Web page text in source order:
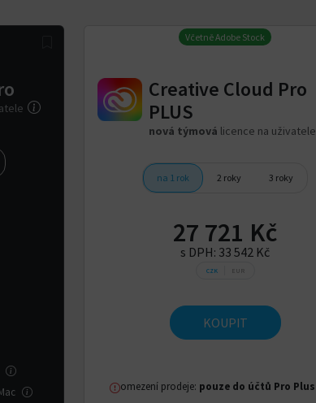
Včetně Adobe Stock
Creative Cloud Pro
PLUS
nová týmová licence na uživatele
na 1 rok 2 roky 3 roky
27 721 Kč
s DPH: 33 542 Kč
CZK EUR
KOUPIT
omezení prodeje: pouze do účtů Pro Plus